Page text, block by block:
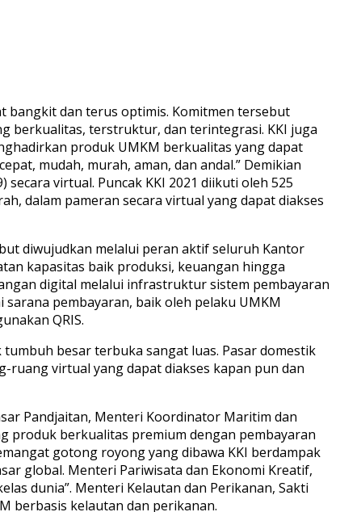
bangkit dan terus optimis. Komitmen tersebut
berkualitas, terstruktur, dan terintegrasi. KKI juga
produk UMKM berkualitas yang dapat
mudah, murah, aman, dan andal.” Demikian
virtual. Puncak KKI 2021 diikuti oleh 525
dalam pameran secara virtual yang dapat diakses
diwujudkan melalui peran aktif seluruh Kantor
kapasitas baik produksi, keuangan hingga
digital melalui infrastruktur sistem pembayaran
sarana pembayaran, baik oleh pelaku UMKM
QRIS.
besar terbuka sangat luas. Pasar domestik
virtual yang dapat diakses kapan pun dan
Pandjaitan, Menteri Koordinator Maritim dan
produk berkualitas premium dengan pembayaran
gotong royong yang dibawa KKI berdampak
global. Menteri Pariwisata dan Ekonomi Kreatif,
dunia”. Menteri Kelautan dan Perikanan, Sakti
berbasis kelautan dan perikanan.